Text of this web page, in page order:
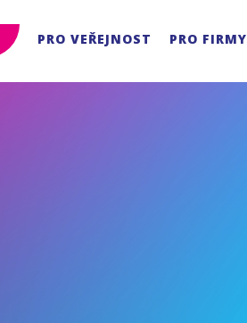
PRO VEŘEJNOST PRO FIRMY